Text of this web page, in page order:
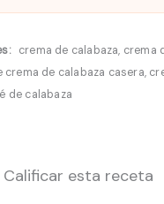
crema de calabaza, crema
crema de calabaza casera,
de calabaza
Calificar esta receta